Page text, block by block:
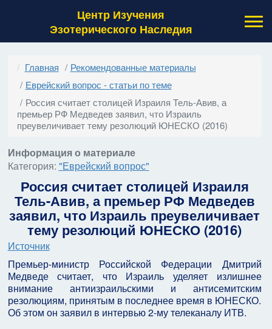
Центр Изучения
Эзотерического Наследия
Главная
Рекомендованные материалы
Еврейский вопрос - статьи по теме
Россия считает столицей Израиля Тель-Авив, а
премьер РФ Медведев заявил, что Израиль
преувеличивает тему резолюций ЮНЕСКО (2016)
Информация о материале
Категория: "Еврейский вопрос"
Россия считает столицей Израиля
Тель-Авив, а премьер РФ Медведев
заявил, что Израиль преувеличивает
тему резолюций ЮНЕСКО (2016)
Источник
Премьер-министр Российской Федерации Дмитрий
Медведе считает, что Израиль уделяет излишнее
внимание антиизраильскими и антисемитским
резолюциям, принятым в последнее время в ЮНЕСКО.
Об этом он заявил в интервью 2-му телеканалу ИТВ.